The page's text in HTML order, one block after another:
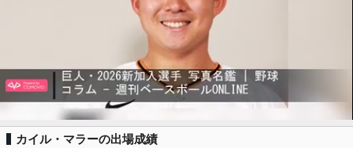
カイル・マラーの出場成績